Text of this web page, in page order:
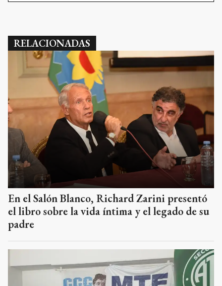
RELACIONADAS
En el Salón Blanco, Richard Zarini presentó
el libro sobre la vida íntima y el legado de su
padre